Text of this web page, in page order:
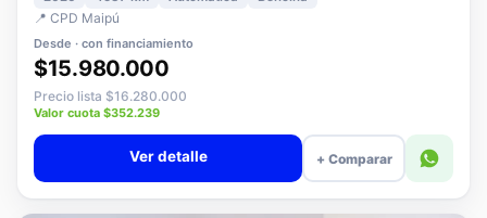
2026 4537 km
📍 CPD Maipú
Desde · con financiamiento
$15.980.000
Precio lista $16.280.000
Valor cuota $352.239
+ Comparar